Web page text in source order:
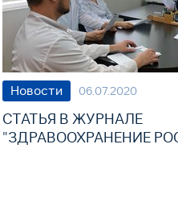
Новости 06.07.2020
СТАТЬЯ В ЖУРНАЛЕ
"ЗДРАВООХРАНЕНИЕ